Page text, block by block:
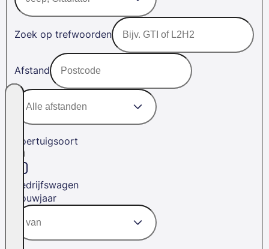
Zoek op trefwoorden
Afstand
Voertuigsoort
Bedrijfswagen
Bouwjaar